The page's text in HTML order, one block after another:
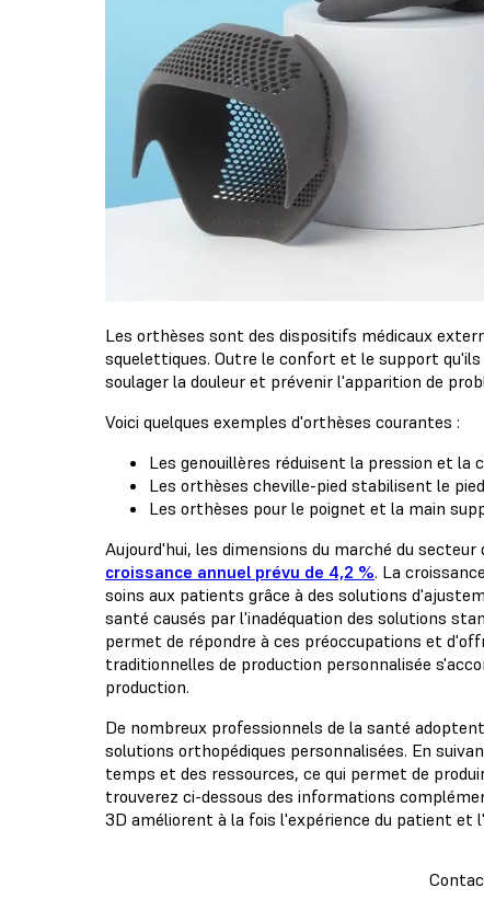
Les orthèses sont des dispositifs médicaux
squelettiques. Outre le confort et le support
soulager la douleur et prévenir l'apparition de
Voici quelques exemples d'orthèses courantes :
Les genouillères réduisent la pression et la
Les orthèses cheville-pied stabilisent le
Les orthèses pour le poignet et la main
Aujourd'hui, les dimensions du marché du
croissance annuel prévu de 4,2 %. La
soins aux patients grâce à des solutions
santé causés par l'inadéquation des solutions
permet de répondre à ces préoccupations et
traditionnelles de production personnalisée
production.
De nombreux professionnels de la santé
solutions orthopédiques personnalisées. En
temps et des ressources, ce qui permet de
trouverez ci-dessous des informations
3D améliorent à la fois l'expérience du patient et